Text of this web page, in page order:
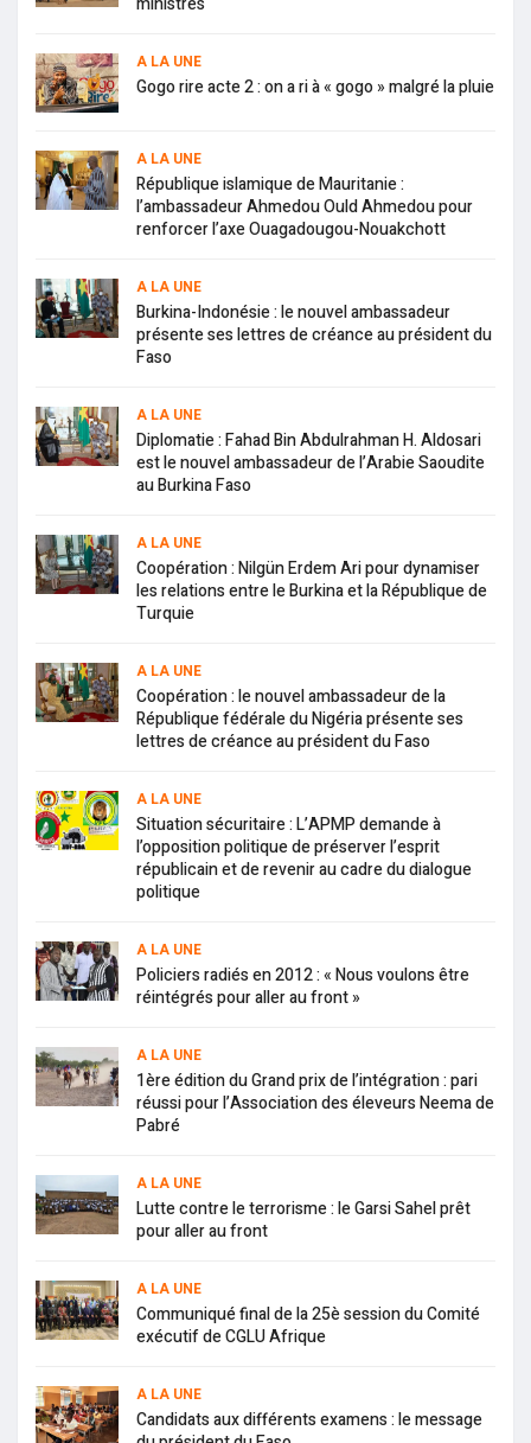
A LA UNE
Gogo rire acte 2 : on a ri à « gogo » malgré la pluie
A LA UNE
République islamique de Mauritanie :
l’ambassadeur Ahmedou Ould Ahmedou pour
renforcer l’axe Ouagadougou-Nouakchott
A LA UNE
Burkina-Indonésie : le nouvel ambassadeur
présente ses lettres de créance au président du
Faso
A LA UNE
Diplomatie : Fahad Bin Abdulrahman H. Aldosari
est le nouvel ambassadeur de l’Arabie Saoudite
au Burkina Faso
A LA UNE
Coopération : Nilgün Erdem Ari pour dynamiser
les relations entre le Burkina et la République de
Turquie
A LA UNE
Coopération : le nouvel ambassadeur de la
République fédérale du Nigéria présente ses
lettres de créance au président du Faso
A LA UNE
Situation sécuritaire : L’APMP demande à
l’opposition politique de préserver l’esprit
républicain et de revenir au cadre du dialogue
politique
A LA UNE
Policiers radiés en 2012 : « Nous voulons être
réintégrés pour aller au front »
A LA UNE
1ère édition du Grand prix de l’intégration : pari
réussi pour l’Association des éleveurs Neema de
Pabré
A LA UNE
Lutte contre le terrorisme : le Garsi Sahel prêt
pour aller au front
A LA UNE
Communiqué final de la 25è session du Comité
exécutif de CGLU Afrique
A LA UNE
Candidats aux différents examens : le message